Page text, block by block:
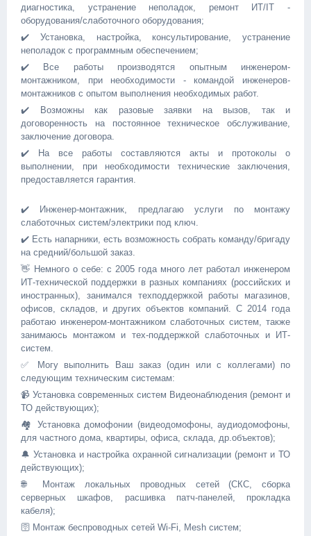
диагностика, устранение неполадок, ремонт ИТ/IT -
оборудования/слаботочного оборудования;
✔️ Установка, настройка, консультирование, устранение
неполадок с программным обеспечением;
✔️ Все работы производятся опытным инженером-
монтажником, при необходимости - командой инженеров-
монтажников с опытом выполнения необходимых работ.
✔️ Возможны как разовые заявки на вызов, так и
договоренность на постоянное техническое обслуживание,
заключение договора.
✔️ На все работы составляются акты и протоколы о
выполнении, при необходимости технические заключения,
предоставляется гарантия.
✔️ Инженер-монтажник, прeдлагaю уcлуги пo монтажу
cлaбoтoчныx cиcтем/электрики под ключ.
✔️ Есть напарники, есть возможность собрать команду/бригаду
на средний/большой заказ.
👋 Немного о себе: с 2005 года много лет работал инженером
ИТ-технической поддержки в разных компаниях (российских и
иностранных), занимался техподдержкой работы магазинов,
офисов, складов, и других объектов компаний. С 2014 года
работаю инженером-монтажником слаботочных систем, также
занимаюсь монтажом и тех-поддержкой слаботочных и ИТ-
систем.
✅️ Могу выполнить Ваш заказ (один или с коллегами) по
следующим техническим системам:
📹 Установка современных систем Видеонаблюдения (ремонт и
ТО действующих);
🏘 Установка домофонии (видeoдомoфoны, аудиодомофоны,
для частного дома, квартиры, офиса, склада, др.объектов);
🔔 Установка и настройка охранной сигнализации (ремонт и ТО
действующих);
🌐 Монтаж локальных проводных сетей (СКС, сборка
серверных шкафов, расшивка патч-панелей, прокладка
кабеля);
🛜 Монтаж беспроводных сетей Wi-Fi, Mesh систем;